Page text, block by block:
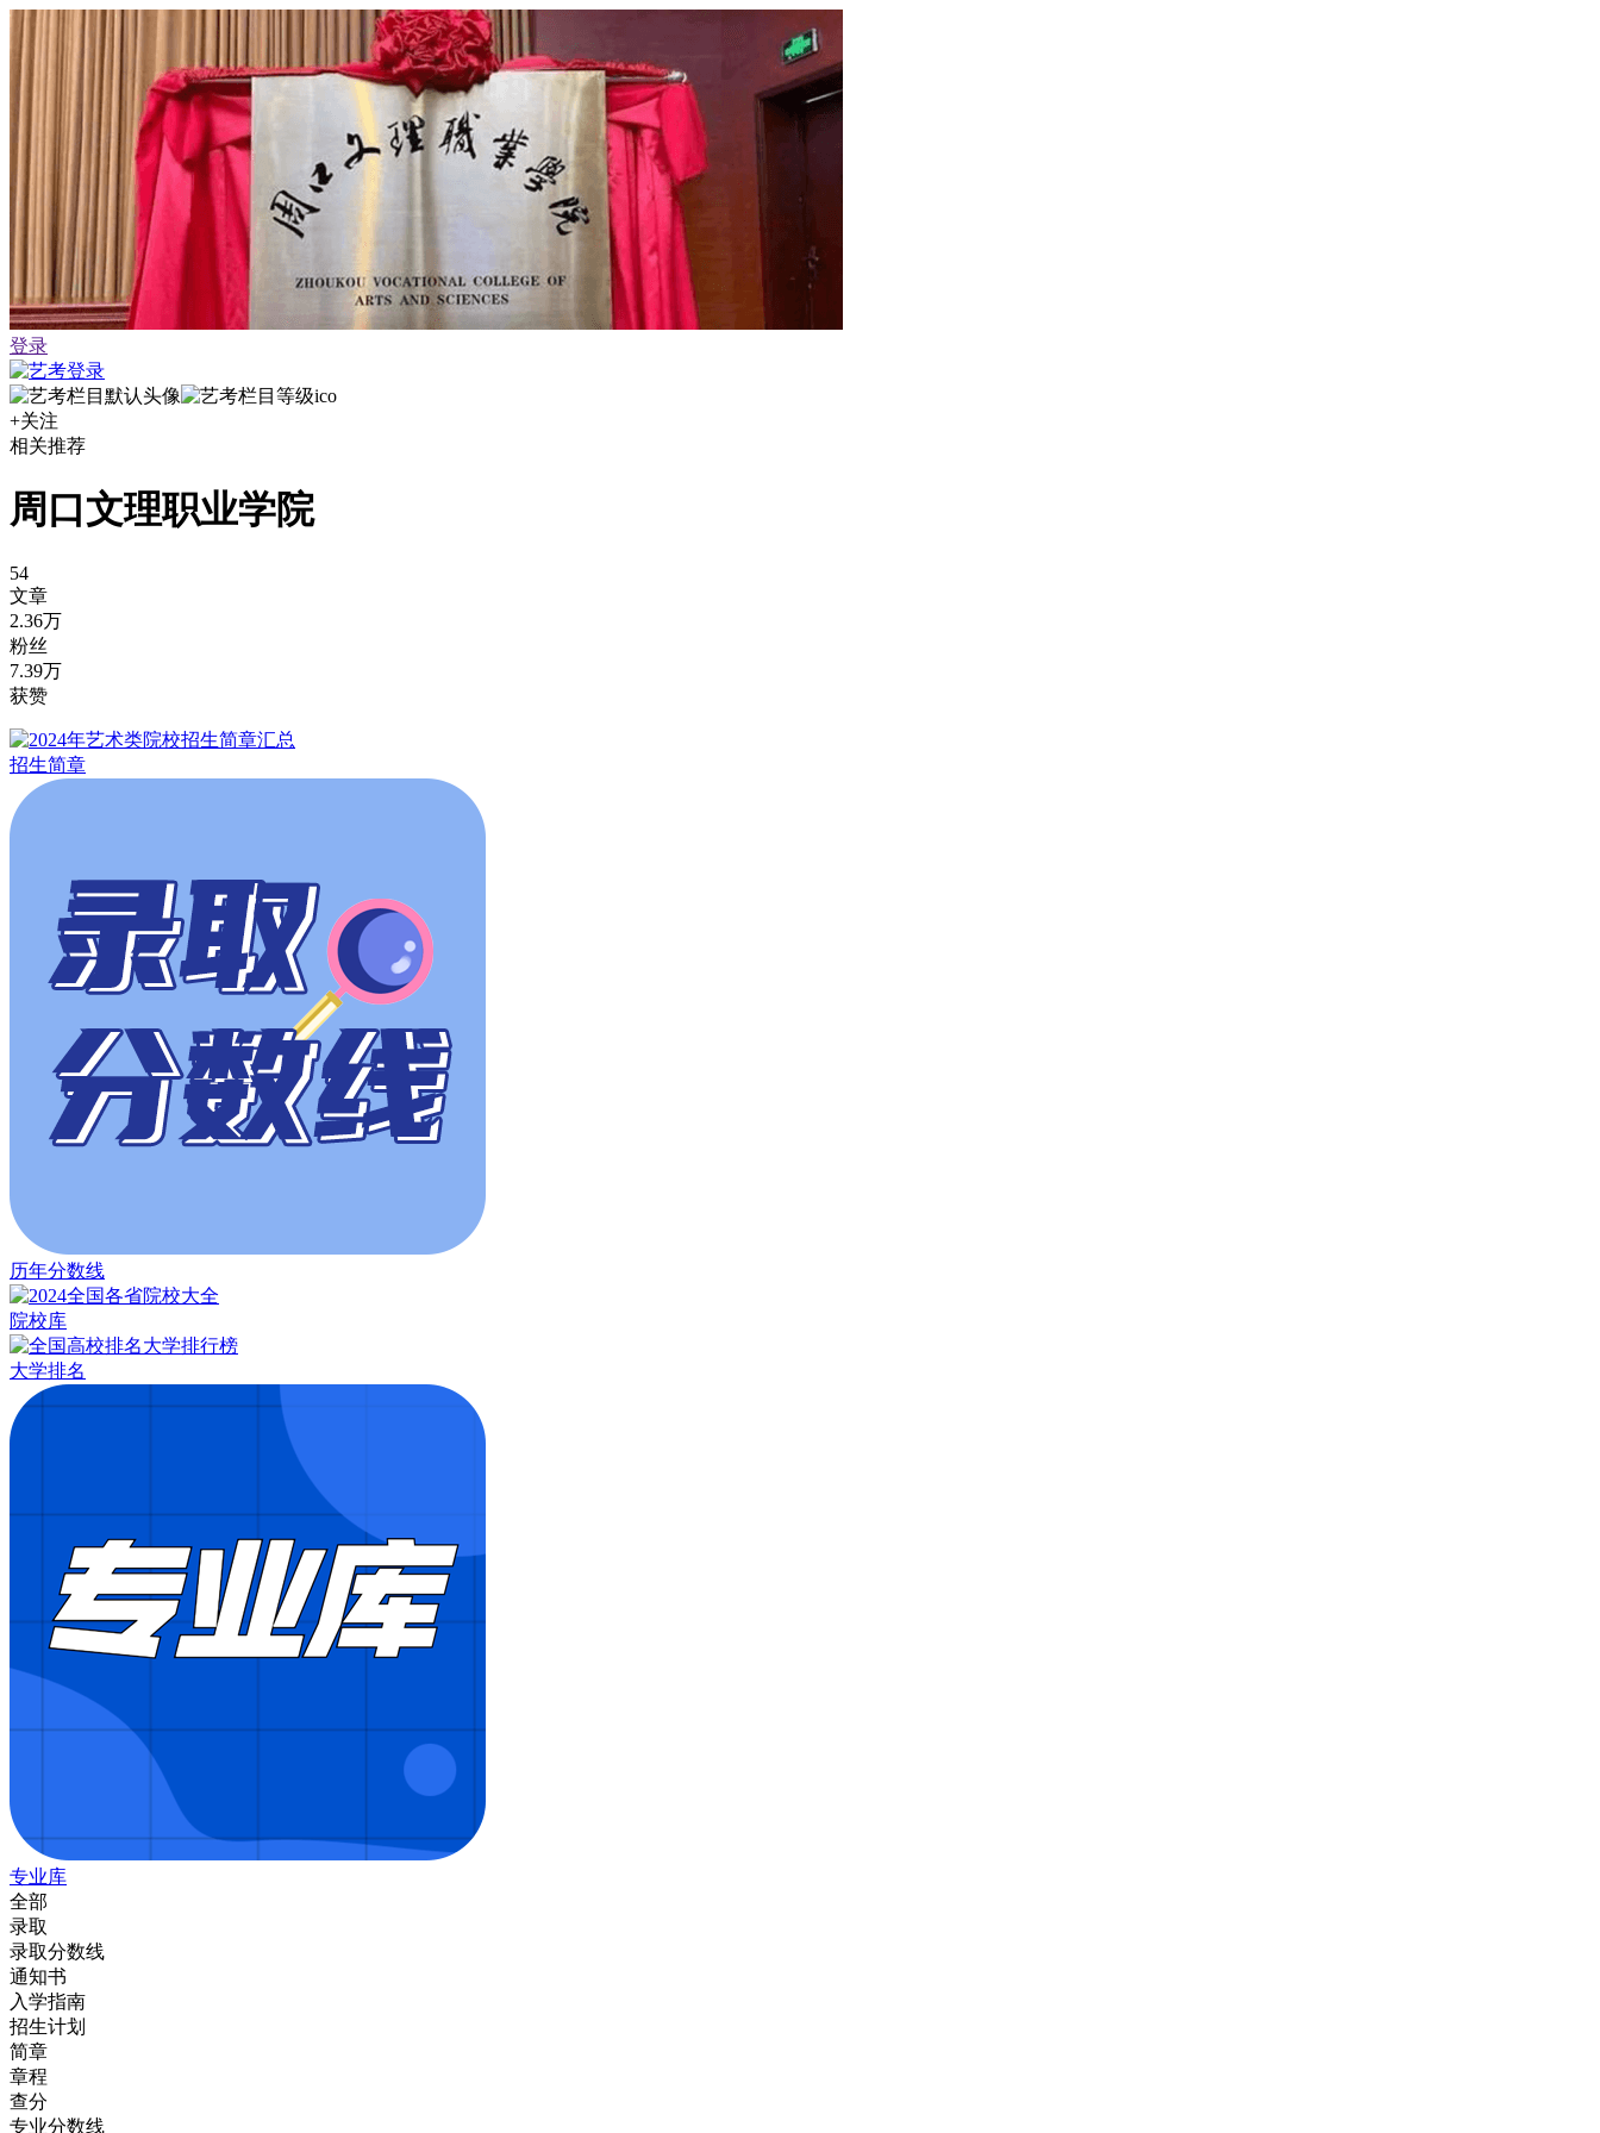
登录
+关注
相关推荐
周口文理职业学院
54
文章
2.36万
粉丝
7.39万
获赞
招生简章
历年分数线
院校库
大学排名
专业库
全部
录取
录取分数线
通知书
入学指南
招生计划
简章
章程
查分
专业分数线